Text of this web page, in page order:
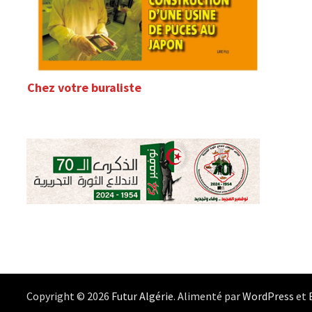
Chez votre buraliste
Copyright © 2026 Futur Algérie. Alimenté parWordPress et